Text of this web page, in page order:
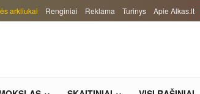
arkliukai Renginiai Reklama Turinys Apie Alkas.lt